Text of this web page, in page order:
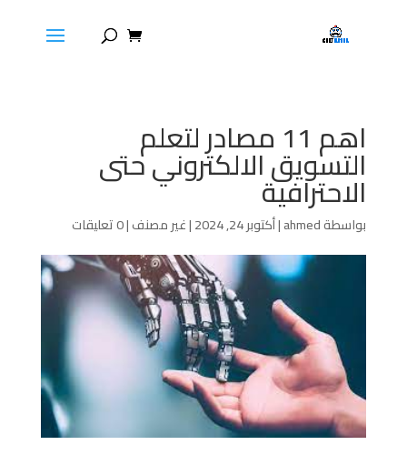
اهم 11 مصادر لتعلم
التسويق الالكتروني حتى
الاحترافية
بواسطةahmed
|أكتوبر 24, 2024 |غير مصنف|0 تعليقات